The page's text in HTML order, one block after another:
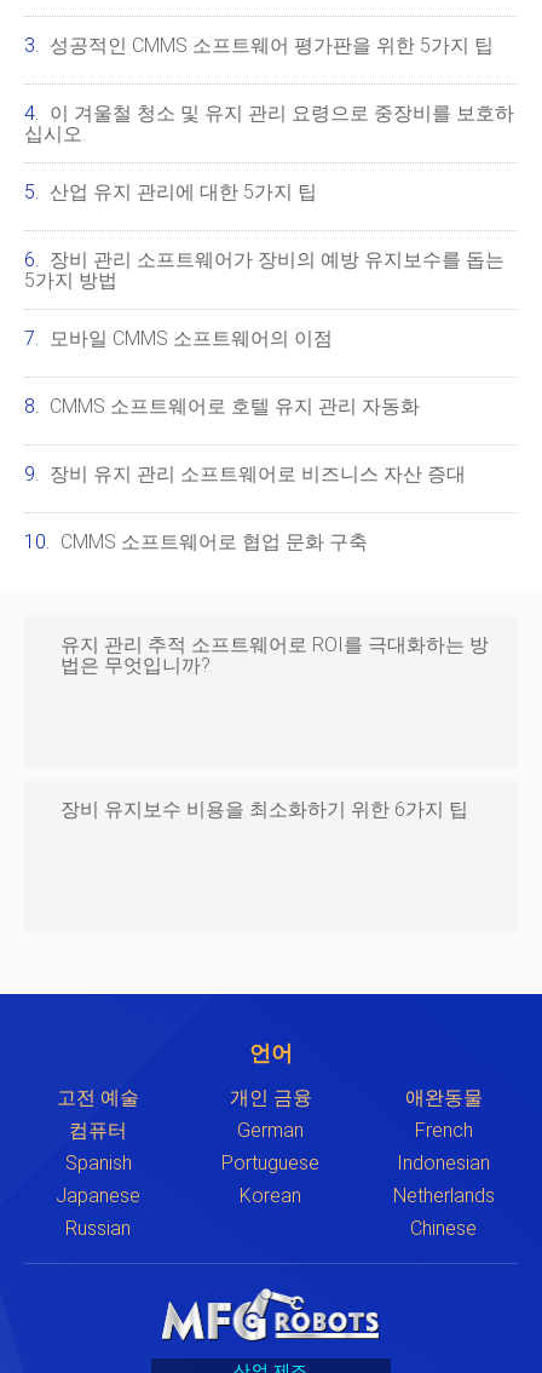
성공적인 CMMS 소프트웨어 평가판을 위한 5가지 팁
이 겨울철 청소 및 유지 관리 요령으로 중장비를 보호하
십시오.
산업 유지 관리에 대한 5가지 팁
장비 관리 소프트웨어가 장비의 예방 유지보수를 돕는
5가지 방법
모바일 CMMS 소프트웨어의 이점
CMMS 소프트웨어로 호텔 유지 관리 자동화
장비 유지 관리 소프트웨어로 비즈니스 자산 증대
CMMS 소프트웨어로 협업 문화 구축
유지 관리 추적 소프트웨어로 ROI를 극대화하는 방
법은 무엇입니까?
장비 유지보수 비용을 최소화하기 위한 6가지 팁
언어
고전 예술 개인 금융
애완동물
컴퓨터
German
French
Spanish
Portuguese
Indonesian
Japanese
Korean
Netherlands
Russian
Chinese